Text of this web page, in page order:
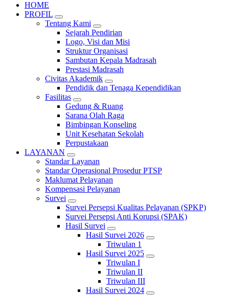
HOME
PROFIL
Tentang Kami
Sejarah Pendirian
Logo, Visi dan Misi
Struktur Organisasi
Sambutan Kepala Madrasah
Prestasi Madrasah
Civitas Akademik
Pendidik dan Tenaga Kependidikan
Fasilitas
Gedung & Ruang
Sarana Olah Raga
Bimbingan Konseling
Unit Kesehatan Sekolah
Perpustakaan
LAYANAN
Standar Layanan
Standar Operasional Prosedur PTSP
Maklumat Pelayanan
Kompensasi Pelayanan
Survei
Survei Persepsi Kualitas Pelayanan (SPKP)
Survei Persepsi Anti Korupsi (SPAK)
Hasil Survei
Hasil Survei 2026
Triwulan 1
Hasil Survei 2025
Triwulan I
Triwulan II
Triwulan III
Hasil Survei 2024